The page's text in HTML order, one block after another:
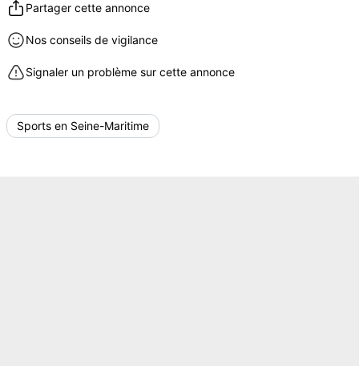
Partager cette annonce
Nos conseils de vigilance
Signaler un problème sur cette annonce
Sports en Seine-Maritime